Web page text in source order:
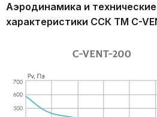
Аэродинамика и технические
характеристики ССК ТМ C-